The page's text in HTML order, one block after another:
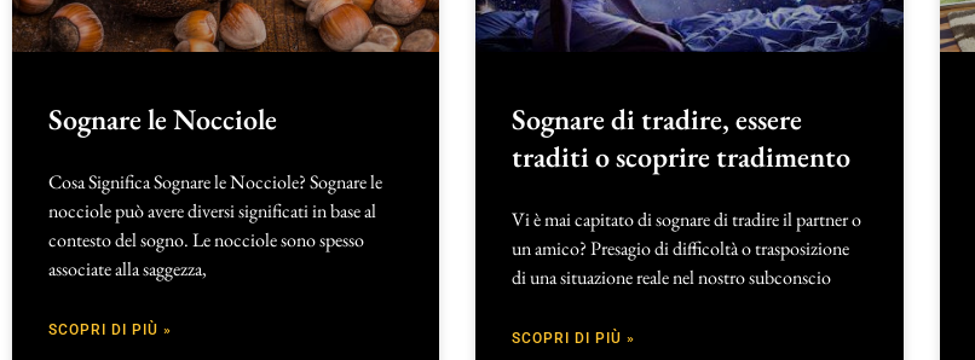
Sognare le Nocciole
Cosa Significa Sognare le Nocciole? Sognare le
nocciole può avere diversi significati in base al
contesto del sogno. Le nocciole sono spesso
associate alla saggezza,
SCOPRI DI PIÙ »
Sognare di tradire, essere
traditi o scoprire tradimento
Vi è mai capitato di sognare di tradire il partner o
un amico? Presagio di difficoltà o trasposizione
di una situazione reale nel nostro subconscio
SCOPRI DI PIÙ »